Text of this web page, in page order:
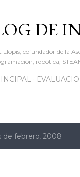
DE
Llopis, cofundador de la
robótica,
de febrero, 2008